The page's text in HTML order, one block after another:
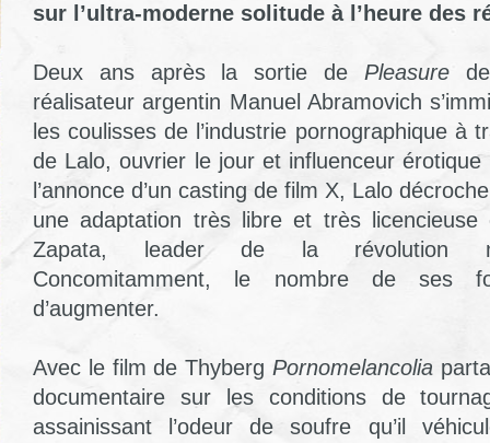
sur l’ultra-moderne solitude à l’heure des
Deux ans après la sortie de Pleasurede
réalisateur argentin Manuel Abramovich
les coulisses de l’industrie pornographique à
de Lalo, ouvrier le jour et influenceur
l’annonce d’un casting de film X, Lalo
une adaptation très libre et très licencieuse
Zapata, leader de la révolution
Concomitamment, le nombre de ses
d’augmenter.
Avec le film de Thyberg Pornomelancolia
documentaire sur les conditions de
assainissant l’odeur de soufre qu’il